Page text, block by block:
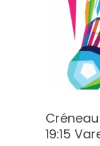
19:15